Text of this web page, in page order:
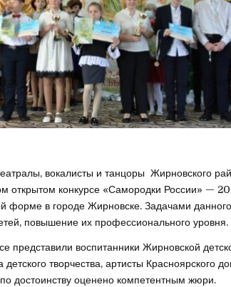
вокалисты и танцоры Жирновского
открытом конкурсе «Самородки России» —
форме в городе Жирновске. Задачами данного
повышение их профессионального уровня.
представили воспитанники Жирновской
детского творчества, артисты Красноярского
достоинству оценено компетентным жюри.